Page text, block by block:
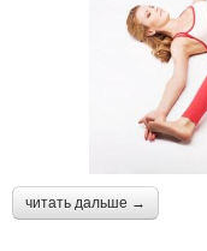
читать дальше →